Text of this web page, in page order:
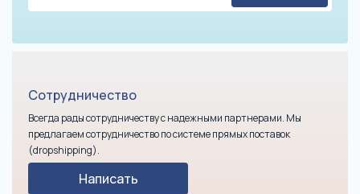
Сотрудничество
Всегда рады сотрудничеству с надежными партнерами. Мы
предлагаем сотрудничество по системе прямых поставок
(dropshipping).
Написать